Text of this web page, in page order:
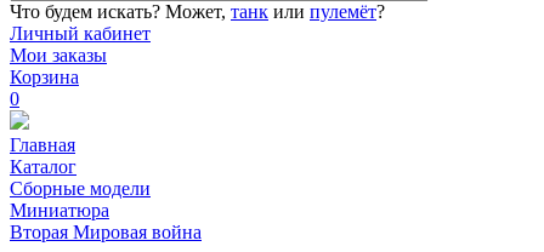
Что будем искать? Может, танк или пулемёт?
Личный кабинет
Мои заказы
Корзина
0
Главная
Каталог
Сборные модели
Миниатюра
Вторая Мировая война